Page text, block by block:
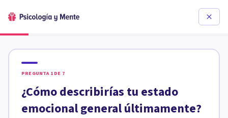
PREGUNTA 1 DE 7
¿Cómo describirías tu estado
emocional general últimamente?